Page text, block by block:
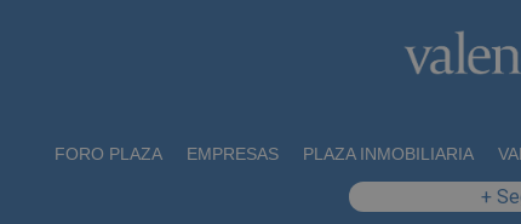
FORO PLAZA EMPRESAS PLAZA INMOBILIARIA
+